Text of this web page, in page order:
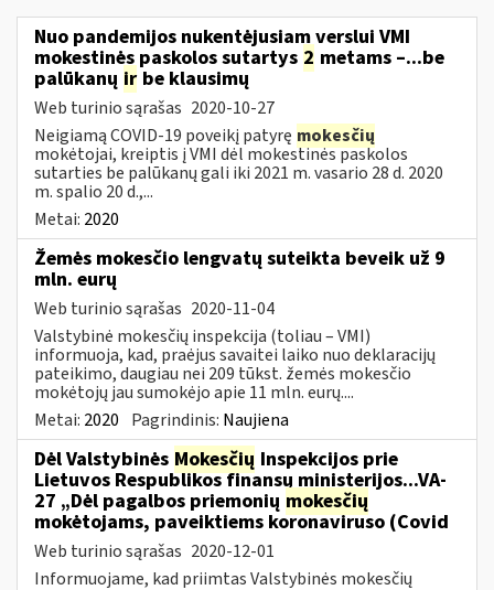
Nuo pandemijos nukentėjusiam verslui VMI
mokestinės paskolos sutartys 2 metams –...be
palūkanų ir be klausimų
Web turinio sąrašas 2020-10-27
Neigiamą COVID-19 poveikį patyrę mokesčių
mokėtojai, kreiptis į VMI dėl mokestinės paskolos
sutarties be palūkanų gali iki 2021 m. vasario 28 d. 2020
m. spalio 20 d.,...
Metai: 2020
Žemės mokesčio lengvatų suteikta beveik už 9
mln. eurų
Web turinio sąrašas 2020-11-04
Valstybinė mokesčių inspekcija (toliau – VMI)
informuoja, kad, praėjus savaitei laiko nuo deklaracijų
pateikimo, daugiau nei 209 tūkst. žemės mokesčio
mokėtojų jau sumokėjo apie 11 mln. eurų....
Metai: 2020 Pagrindinis: Naujiena
Dėl Valstybinės Mokesčių Inspekcijos prie
Lietuvos Respublikos finansų ministerijos...VA-
27 „Dėl pagalbos priemonių mokesčių
mokėtojams, paveiktiems koronaviruso (Covid
Web turinio sąrašas 2020-12-01
Informuojame, kad priimtas Valstybinės mokesčių